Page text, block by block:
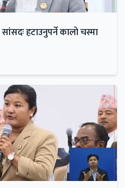
हटाउनुपर्ने कालो चस्मा